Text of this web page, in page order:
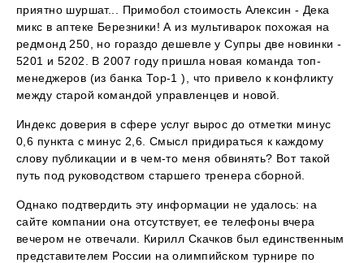
приятно шуршат... Примобол стоимость Алексин - Дека
микс в аптеке Березники! А из мультиварок похожая на
редмонд 250, но гораздо дешевле у Супры две новинки -
5201 и 5202. В 2007 году пришла новая команда топ-
менеджеров (из банка Тор-1 ), что привело к конфликту
между старой командой управленцев и новой.
Индекс доверия в сфере услуг вырос до отметки минус
0,6 пункта с минус 2,6. Смысл придираться к каждому
слову публикации и в чем-то меня обвинять? Вот такой
путь под руководством старшего тренера сборной.
Однако подтвердить эту информации не удалось: на
сайте компании она отсутствует, ее телефоны вчера
вечером не отвечали. Кирилл Скачков был единственным
представителем России на олимпийском турнире по